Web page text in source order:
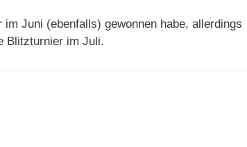
Juni (ebenfalls) gewonnen habe, allerdings
Blitzturnier im Juli.